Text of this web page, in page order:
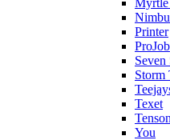
Myrtle
Printer
ProJob
Seven
Storm
Texet
Tenson
You